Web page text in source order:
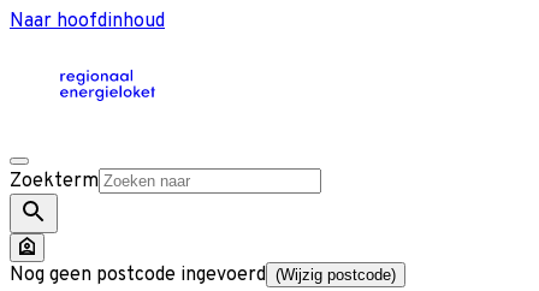
Naar hoofdinhoud
Zoekterm
Nog geen postcode ingevoerd (Wijzig postcode)